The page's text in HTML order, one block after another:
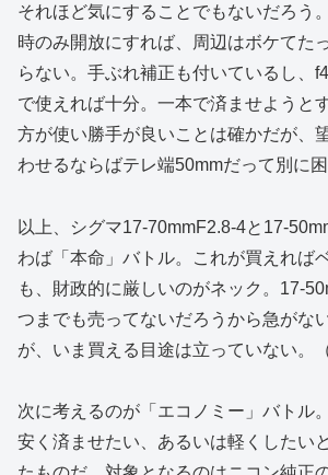
それほど気にすることでもないだろう
時のみ開放にすれば、周辺はボケてた
らない。手ぶれ補正も付いているし、
で使えれば十分。一本で済ませようと
方が使い勝手が良いことは確かだが、
わせるならばテレ端50mmだって別に困
以上、シグマ17-70mmF2.8-4と17-
わば「本命」バトル。これが買えれば
も、財政的に厳しいのがネック。17-
つまでも売ってないだろうから急がな
が、いま買える目途は立っていない。（
次に考えるのが「エコノミー」バトル
安く済ませたい、あるいは軽くしたい